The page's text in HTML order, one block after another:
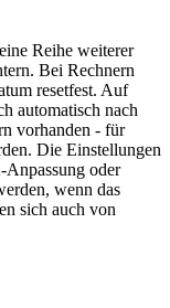
Reihe weiterer
Bei Rechnern
resetfest. Auf
automatisch nach
vorhanden - für
Die Einstellungen
oder
wenn das
sich auch von